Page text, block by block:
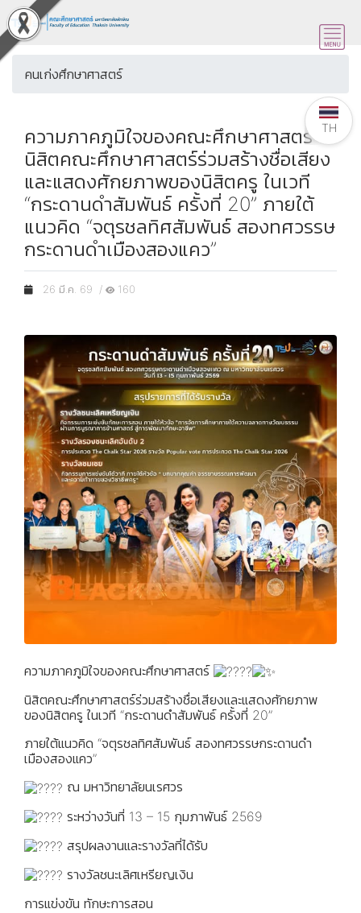
คนเก่งศึกษาศาสตร์
ความภาคภูมิใจของคณะศึกษาศาสตร์
นิสิตคณะศึกษาศาสตร์ร่วมสร้างชื่อเสียง
และแสดงศักยภาพของนิสิตครู ในเวที
“กระดานดำสัมพันธ์ ครั้งที่ 20” ภายใต้
แนวคิด “จตุรชลทิศสัมพันธ์ สองทศวรรษ
กระดานดำเมืองสองแคว”
26 มี.ค. 69 / 160
ความภาคภูมิใจของคณะศึกษาศาสตร์
นิสิตคณะศึกษาศาสตร์ร่วมสร้างชื่อเสียงและแสดงศักยภาพ
ของนิสิตครู ในเวที “กระดานดำสัมพันธ์ ครั้งที่ 20”
ภายใต้แนวคิด “จตุรชลทิศสัมพันธ์ สองทศวรรษกระดานดำ
เมืองสองแคว”
ณ มหาวิทยาลัยนเรศวร
ระหว่างวันที่ 13 – 15 กุมภาพันธ์ 2569
สรุปผลงานและรางวัลที่ได้รับ
รางวัลชนะเลิศเหรียญเงิน
การแข่งขัน ทักษะการสอน
TH